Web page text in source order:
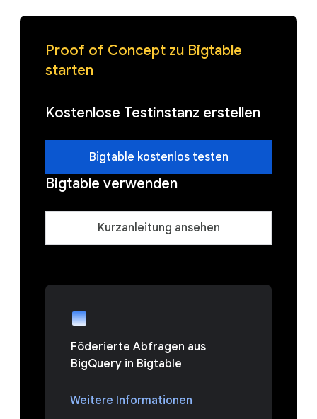
Proof of Concept zu Bigtable
starten
Kostenlose Testinstanz erstellen
Bigtable kostenlos testen
Bigtable verwenden
Kurzanleitung ansehen
Föderierte Abfragen aus
BigQuery in Bigtable
Weitere Informationen